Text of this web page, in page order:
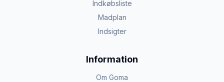
Indkøbsliste
Madplan
Indsigter
Information
Om Goma